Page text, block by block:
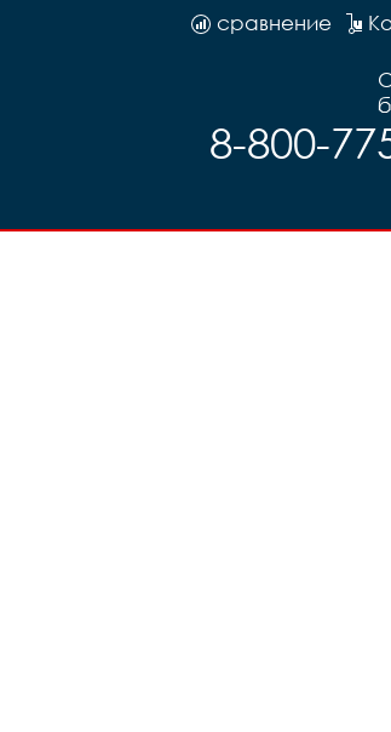
барабан 7ск. код 33410
сравнение
8-800-